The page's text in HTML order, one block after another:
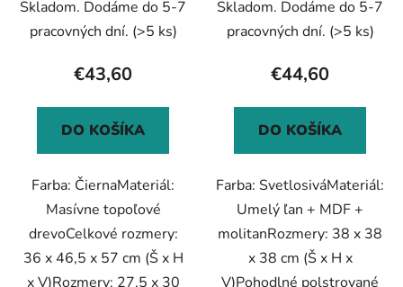
Skladom. Dodáme do 5-7
pracovných dní. (>5 ks)
€43,60
DO KOŠÍKA
Farba: ČiernaMateriál:
Masívne topoľové
drevoCelkové rozmery:
36 x 46,5 x 57 cm (Š x H
x V)Rozmery: 27,5 x 30
Skladom. Dodáme do 5-7
pracovných dní. (>5 ks)
€44,60
DO KOŠÍKA
Farba: SvetlosiváMateriál:
Umelý ľan + MDF +
molitanRozmery: 38 x 38
x 38 cm (Š x H x
V)Pohodlné polstrované